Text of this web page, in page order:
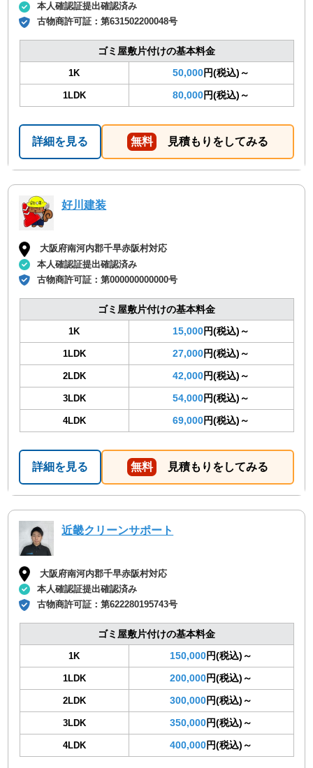
本人確認証提出確認済み
古物商許可証：第631502200048号
ゴミ屋敷片付けの基本料金
1K 50,000円(税込)～
1LDK 80,000円(税込)～
詳細を見る 無料 見積もりをしてみる
好川建装
大阪府南河内郡千早赤阪村対応
本人確認証提出確認済み
古物商許可証：第000000000000号
ゴミ屋敷片付けの基本料金
1K 15,000円(税込)～
1LDK 27,000円(税込)～
2LDK 42,000円(税込)～
3LDK 54,000円(税込)～
4LDK 69,000円(税込)～
詳細を見る 無料 見積もりをしてみる
近畿クリーンサポート
大阪府南河内郡千早赤阪村対応
本人確認証提出確認済み
古物商許可証：第622280195743号
ゴミ屋敷片付けの基本料金
1K 150,000円(税込)～
1LDK 200,000円(税込)～
2LDK 300,000円(税込)～
3LDK 350,000円(税込)～
4LDK 400,000円(税込)～